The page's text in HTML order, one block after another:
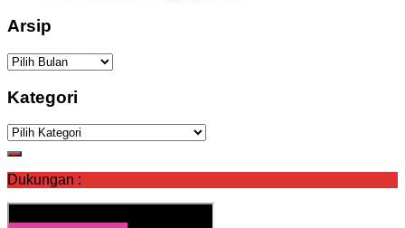
Arsip
Arsip
Kategori
Kategori
Dukungan :